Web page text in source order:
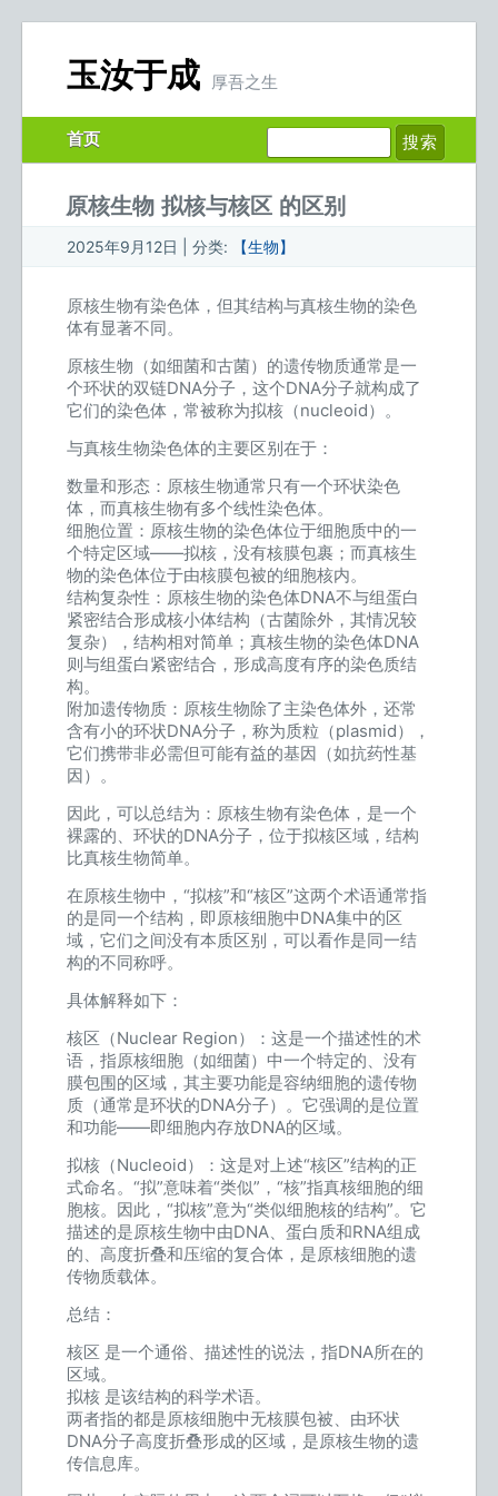
玉汝于成 厚吾之生
首页
原核生物 拟核与核区 的区别
2025年9月12日 | 分类: 【生物】
原核生物有染色体，但其结构与真核生物的染色
体有显著不同。
原核生物（如细菌和古菌）的遗传物质通常是一
个环状的双链DNA分子，这个DNA分子就构成了
它们的染色体，常被称为拟核（nucleoid）。
与真核生物染色体的主要区别在于：
数量和形态：原核生物通常只有一个环状染色
体，而真核生物有多个线性染色体。
细胞位置：原核生物的染色体位于细胞质中的一
个特定区域——拟核，没有核膜包裹；而真核生
物的染色体位于由核膜包被的细胞核内。
结构复杂性：原核生物的染色体DNA不与组蛋白
紧密结合形成核小体结构（古菌除外，其情况较
复杂），结构相对简单；真核生物的染色体DNA
则与组蛋白紧密结合，形成高度有序的染色质结
构。
附加遗传物质：原核生物除了主染色体外，还常
含有小的环状DNA分子，称为质粒（plasmid），
它们携带非必需但可能有益的基因（如抗药性基
因）。
因此，可以总结为：原核生物有染色体，是一个
裸露的、环状的DNA分子，位于拟核区域，结构
比真核生物简单。
在原核生物中，“拟核”和“核区”这两个术语通常指
的是同一个结构，即原核细胞中DNA集中的区
域，它们之间没有本质区别，可以看作是同一结
构的不同称呼。
具体解释如下：
核区（Nuclear Region）：这是一个描述性的术
语，指原核细胞（如细菌）中一个特定的、没有
膜包围的区域，其主要功能是容纳细胞的遗传物
质（通常是环状的DNA分子）。它强调的是位置
和功能——即细胞内存放DNA的区域。
拟核（Nucleoid）：这是对上述“核区”结构的正
式命名。“拟”意味着“类似”，“核”指真核细胞的细
胞核。因此，“拟核”意为“类似细胞核的结构”。它
描述的是原核生物中由DNA、蛋白质和RNA组成
的、高度折叠和压缩的复合体，是原核细胞的遗
传物质载体。
总结：
核区 是一个通俗、描述性的说法，指DNA所在的
区域。
拟核 是该结构的科学术语。
两者指的都是原核细胞中无核膜包被、由环状
DNA分子高度折叠形成的区域，是原核生物的遗
传信息库。